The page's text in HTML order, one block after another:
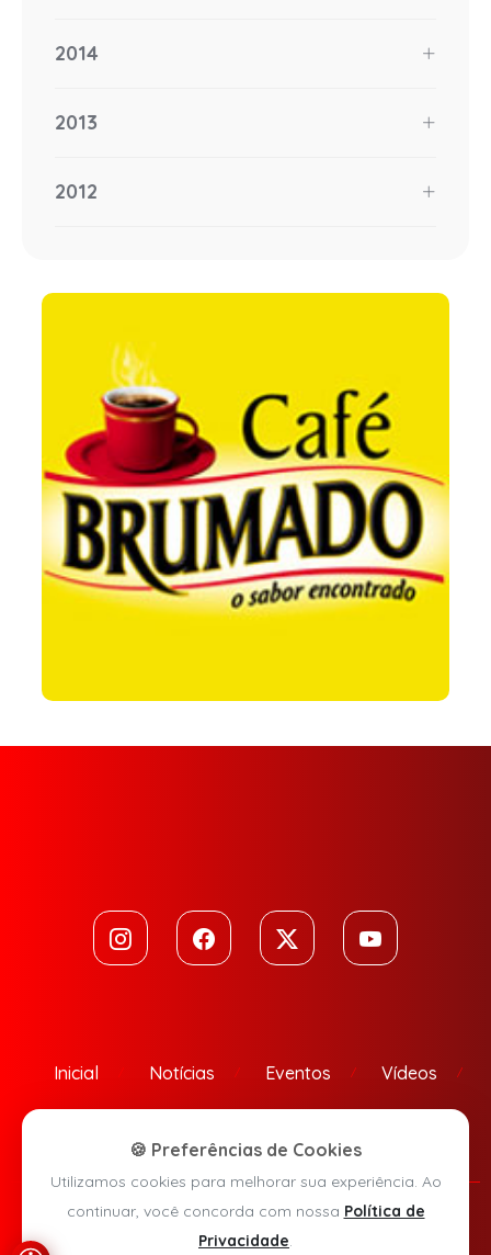
2014
2013
2012
Inicial Notícias Eventos Vídeos
Política de Privacidade
🍪 Preferências de Cookies
Utilizamos cookies para melhorar sua experiência. Ao
continuar, você concorda com nossa Política de
Privacidade.